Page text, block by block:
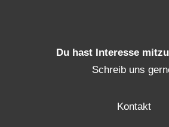
Du hast Interesse
Schreib uns
Kontakt